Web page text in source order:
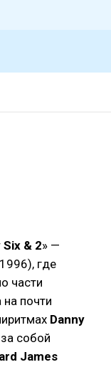
& 2» —
где
части
почти
Danny
собой
James